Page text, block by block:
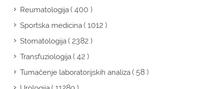
Reumatologija( 400 )
Sportska medicina( 1012 )
Stomatologija( 2382 )
Transfuziologija( 42 )
Tumačenje laboratorijskih analiza( 58 )